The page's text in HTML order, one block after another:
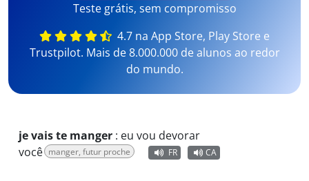
Teste grátis, sem compromisso
4.7 na App Store, Play Store e
Trustpilot. Mais de 8.000.000 de alunos ao redor
do mundo.
je vais te manger : eu vou devorar
você manger, futur proche FR CA